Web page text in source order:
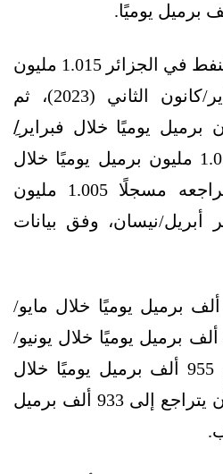
وتفصيليًا، سجل إنتاج النفط في الجزائر 1.015 مليون
برميل يوميًا خلال يناير/كانون الثاني (2023)، ثم
1.017 مليون برميل يوميًا خلال فبراير/ِ
شباط، وتراجع إلى 1.013 مليون برميل يوميًا خلال
مارس/ِآذار، وواصل تراجعه مسجلًا 1.005 مليون
أبريل/نيسان، وفق بيانات
الإنتاج إلى 974 ألف برميل يوميًا خلال مايو/
أيار، وانخفض إلى 954 ألف برميل يوميًا خلال يونيو/
حزيران، ثم ارتفع إلى 955 ألف برميل يوميًا خلال
شهر يوليو/تموز، قبل أن يتراجع إلى 933 ألف برميل